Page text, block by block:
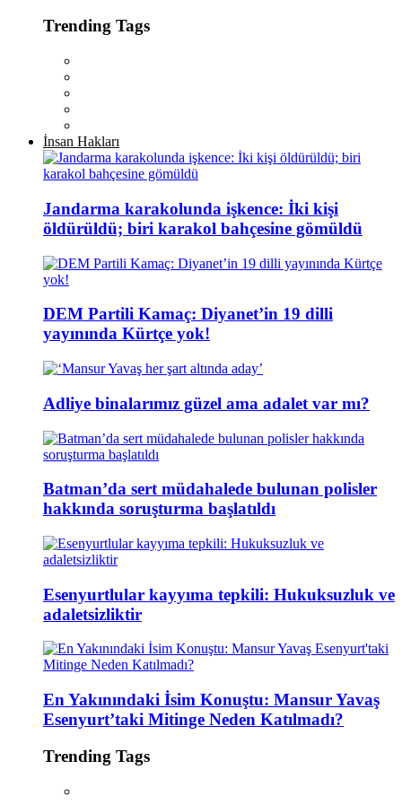
Trending Tags
İnsan Hakları
Jandarma karakolunda işkence: İki kişi
öldürüldü; biri karakol bahçesine gömüldü
DEM Partili Kamaç: Diyanet’in 19 dilli
yayınında Kürtçe yok!
Adliye binalarımız güzel ama adalet var mı?
Batman’da sert müdahalede bulunan polisler
hakkında soruşturma başlatıldı
Esenyurtlular kayyıma tepkili: Hukuksuzluk ve
adaletsizliktir
En Yakınındaki İsim Konuştu: Mansur Yavaş
Esenyurt’taki Mitinge Neden Katılmadı?
Trending Tags